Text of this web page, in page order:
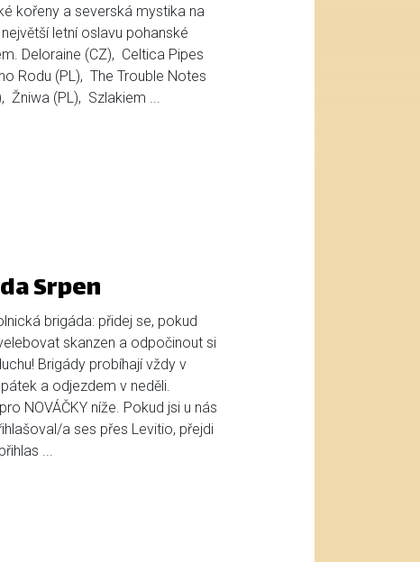
kořeny a severská mystika na
letní oslavu pohanské
Deloraine (CZ), Celtica Pipes
Rodu (PL), The Trouble Notes
Žniwa (PL), Szlakiem ...
Srpen
brigáda: přidej se, pokud
skanzen a odpočinout si
Brigády probíhají vždy v
a odjezdem v neděli.
NOVÁČKY níže. Pokud jsi u nás
a ses přes Levitio, přejdi
...